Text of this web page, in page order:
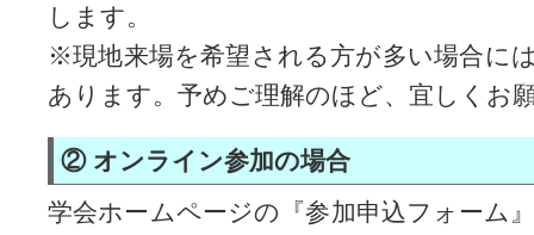
します。
※現地来場を希望される方が多い場合に
あります。予めご理解のほど、宜しくお
② オンライン参加の場合
学会ホームページの『参加申込フォーム